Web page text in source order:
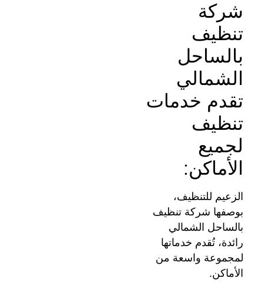
شركة
تنظيف
بالساحل
الشمالي
تقدم خدمات
تنظيف
لجميع
الأماكن:
الزعيم للتنظيف،
بوصفها شركة تنظيف
بالساحل الشمالي
رائدة، تُقدم خدماتها
لمجموعة واسعة من
الأماكن.